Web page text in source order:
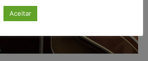
Aceitar